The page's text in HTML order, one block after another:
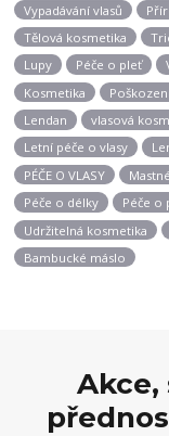
Vypadávání vlasů
Tělová kosmetika
Lupy
Péče o pleť
Kosmetika
Lendan
vlasová
Letní péče o vlasy
PÉČE O VLASY
Péče o délky
Péče o
Udržitelná kosmetika
Bambucké máslo
Akce,